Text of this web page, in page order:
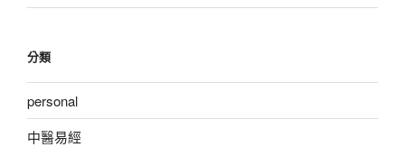
分類
personal
中醫易經